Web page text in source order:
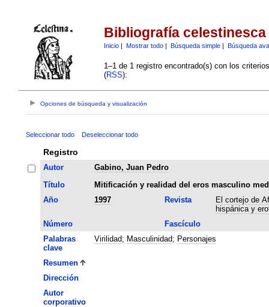
Bibliografía celestinesca
Inicio| Mostrar todo| Búsqueda simple| Búsqueda
1–1 de 1 registro encontrado(s) con los
(RSS):
Opciones de búsqueda y visualización
Seleccionar todo Deseleccionar todo
Registro
Autor
Gabino, Juan Pedro
Título
Mitificación y realidad del eros masculino
Año
1997 Revista
El cortejo de
hispánica y
Número
Fascículo
Palabras
clave
Virilidad; Masculinidad; Personajes
Resumen
Dirección
Autor
corporativo